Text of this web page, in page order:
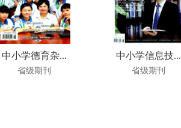
中小学德育杂...
省级期刊
中小学信息技...
省级期刊